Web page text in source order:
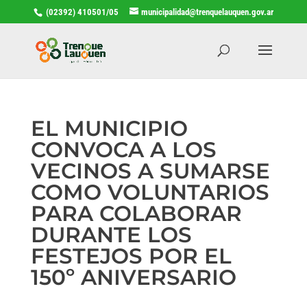
(02392) 410501/05 municipalidad@trenquelauquen.gov.ar
EL MUNICIPIO
CONVOCA A LOS
VECINOS A SUMARSE
COMO VOLUNTARIOS
PARA COLABORAR
DURANTE LOS
FESTEJOS POR EL
150º ANIVERSARIO